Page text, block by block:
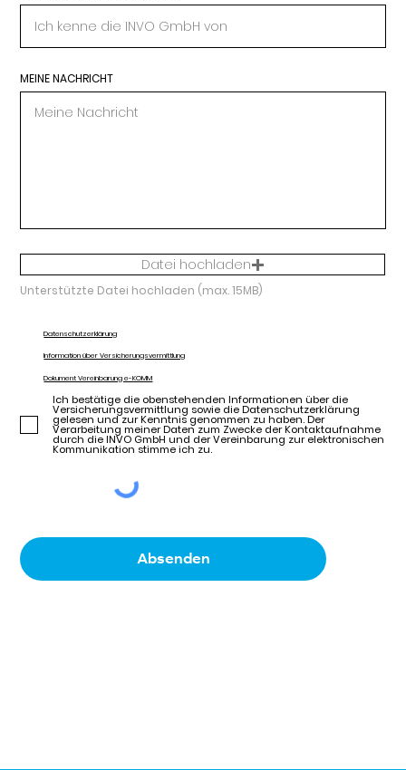
Absenden
MEINE NACHRICHT
Datei hochladen
Unterstützte Datei hochladen (max. 15MB)
Ich bestätige die obenstehenden Informationen über die
Versicherungsvermittlung sowie die Datenschutzerklärung
gelesen und zur Kenntnis genommen zu haben. Der
Verarbeitung meiner Daten zum Zwecke der Kontaktaufnahme
durch die INVO GmbH und der Vereinbarung zur elektronischen
Kommunikation stimme ich zu.
Datenschutzerklärung
Information über Versicherungsvermittlung
Dokument Vereinbarung e-KOMM